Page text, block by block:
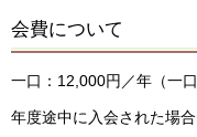
会費について
一口：12,000円／年（一
年度途中に入会された場